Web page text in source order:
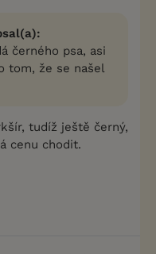
černého psa, asi
tom, že se našel
tudíž ještě černý,
cenu chodit.